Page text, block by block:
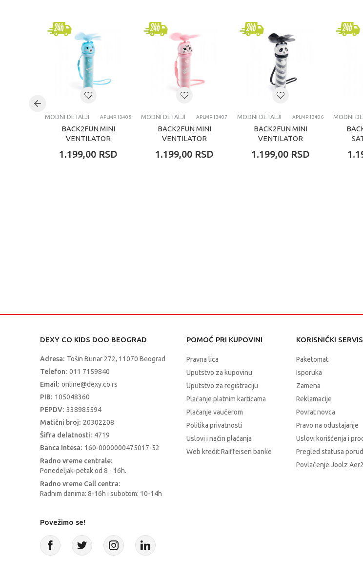
Brend
Uzrast
Kategorija OPREMA ZA MOBILNE TELEFONE
MODNI DETALJI APLMR13408
BACK2FUN MINI
VENTILATOR
1.199,00 RSD
MODNI DETALJI APLMR13407
BACK2FUN MINI
VENTILATOR
1.199,00 RSD
MODNI DETALJI APLMR13406
BACK2FUN MINI
VENTILATOR
1.199,00 RSD
MODNI
DEXY CO KIDS DOO BEOGRAD
Adresa: Tošin Bunar 272, 11070 Beograd
Telefon: 011 7159840
Email: online@dexy.co.rs
PIB: 105048360
PEPDV: 338985594
Matični broj: 20302208
Šifra delatnosti: 4719
Banca Intesa: 160-0000000475017-52
Radno vreme centrale:
Ponedeljak-petak od 8 - 16h.
Radno vreme Call centra:
Radnim danima: 8-16h i subotom: 10-14h
POMOĆ PRI KUPOVINI
Pravna lica
Uputstvo za kupovinu
Uputstvo za registraciju
Plaćanje platnim karticama
Plaćanje vaučerom
Politika privatnosti
Uslovi i način plaćanja
Web kredit Raiffeisen banke
KORISNIČKI SERVIS
Paketomat
Isporuka
Zamena
Reklamacije
Povrat novca
Pravo na odustajanje
Uslovi korišćenja i
Pregled statusa
Povlačenje Joolz
Povežimo se!